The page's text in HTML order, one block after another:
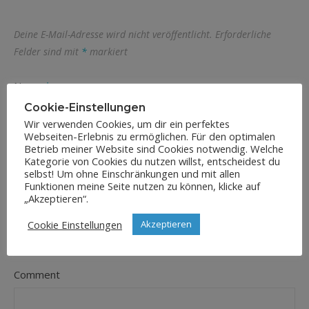
Deine E-Mail-Adresse wird nicht veröffentlicht. Erforderliche
Felder sind mit * markiert
Name*
E-Mail-Adresse*
Comment
Cookie-Einstellungen
Wir verwenden Cookies, um dir ein perfektes
Webseiten-Erlebnis zu ermöglichen. Für den optimalen
Betrieb meiner Website sind Cookies notwendig. Welche
Kategorie von Cookies du nutzen willst, entscheidest du
selbst! Um ohne Einschränkungen und mit allen
Funktionen meine Seite nutzen zu können, klicke auf
„Akzeptieren“.
Cookie Einstellungen
Akzeptieren